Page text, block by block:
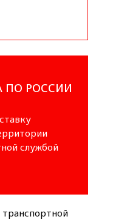
ПО РОССИИ
службой